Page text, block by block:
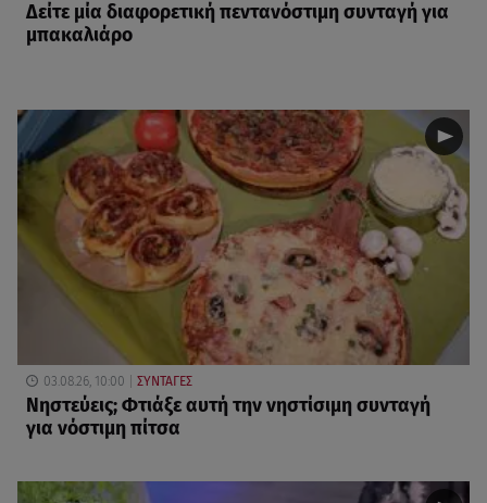
Δείτε μία διαφορετική πεντανόστιμη συνταγή για
μπακαλιάρο
03.08.26, 10:00 ΣΥΝΤΑΓΕΣ
Νηστεύεις; Φτιάξε αυτή την νηστίσιμη συνταγή
για νόστιμη πίτσα